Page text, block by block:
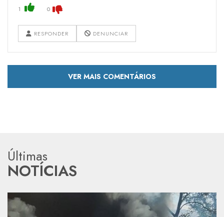
1 0
RESPONDER DENUNCIAR
VER MAIS COMENTÁRIOS
Últimas
NOTÍCIAS